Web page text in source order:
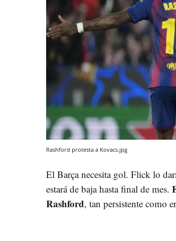
Rashford protesta a Kovacs.jpg
El Barça necesita gol. Flick lo
estará de baja hasta final de mes.
Rashford, tan persistente como